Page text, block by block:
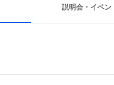
説明会・イベン